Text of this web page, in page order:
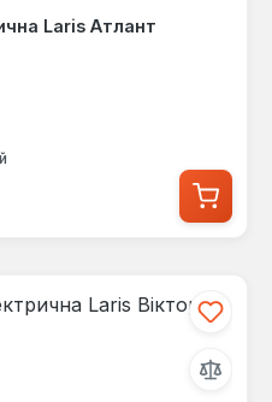
Laris Атлант